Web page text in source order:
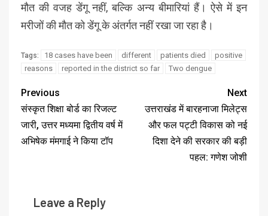
मौत की वजह डेंगू नहीं, बल्कि अन्य बीमारियां हैं। ऐसे में इन
मरीजों की मौत को डेंगू के अंतर्गत नहीं रखा जा रहा है।
Tags: 18 cases have been different patients died
positive
reasons
reported in the district so far Two dengue
Previous
संस्कृत शिक्षा बोर्ड का रिजल्ट
जारी, उत्तर मध्यमा द्वितीय वर्ष में
अभिषेक मंमगाई ने किया टॉप
Next
उत्तराखंड में बारहनाजा मिलेट्स
और फल पट्टी विकास को नई
दिशा देने की सरकार की बड़ी
पहल: गणेश जोशी
Leave a Reply